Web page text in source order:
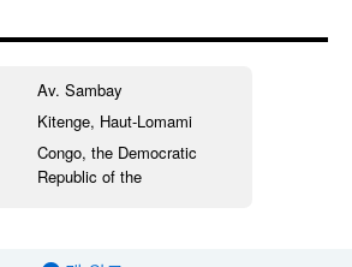
Av. Sambay
Kitenge, Haut-Lomami
Congo, the Democratic
Republic of the